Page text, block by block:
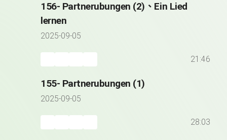
156- Partnerubungen (2)、Ein Lied
lernen
2025-09-05
21:46
155- Partnerubungen (1)
2025-09-05
28:03